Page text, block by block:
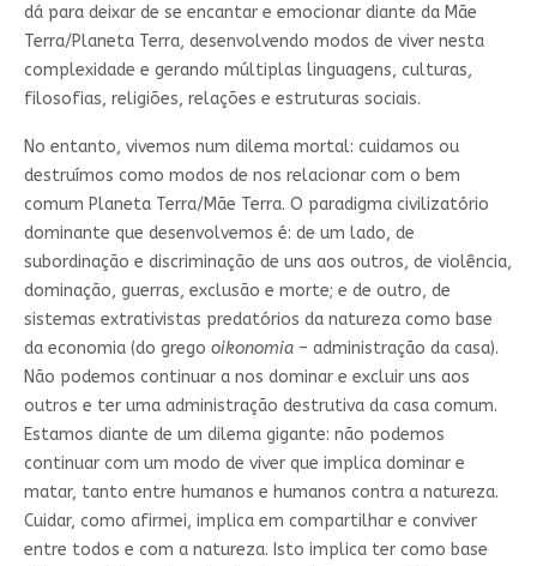
dá para deixar de se encantar e emocionar diante da Mãe
Terra/Planeta Terra, desenvolvendo modos de viver nesta
complexidade e gerando múltiplas linguagens, culturas,
filosofias, religiões, relações e estruturas sociais.
No entanto, vivemos num dilema mortal: cuidamos ou
destruímos como modos de nos relacionar com o bem
comum Planeta Terra/Mãe Terra. O paradigma civilizatório
dominante que desenvolvemos é: de um lado, de
subordinação e discriminação de uns aos outros, de violência,
dominação, guerras, exclusão e morte; e de outro, de
sistemas extrativistas predatórios da natureza como base
da economia (do grego oikonomia– administração da casa).
Não podemos continuar a nos dominar e excluir uns aos
outros e ter uma administração destrutiva da casa comum.
Estamos diante de um dilema gigante: não podemos
continuar com um modo de viver que implica dominar e
matar, tanto entre humanos e humanos contra a natureza.
Cuidar, como afirmei, implica em compartilhar e conviver
entre todos e com a natureza. Isto implica ter como base